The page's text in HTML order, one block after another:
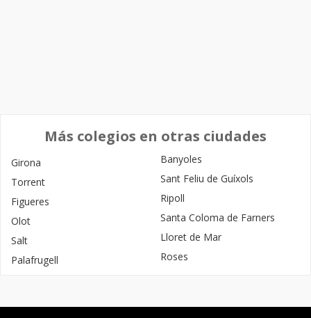
Más colegios en otras ciudades
Girona
Torrent
Figueres
Olot
Salt
Palafrugell
Banyoles
Sant Feliu de Guíxols
Ripoll
Santa Coloma de Farners
Lloret de Mar
Roses